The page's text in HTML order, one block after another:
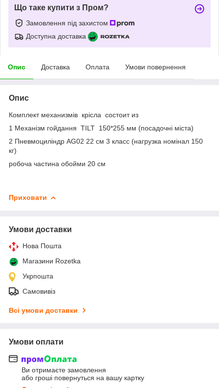
Що таке купити з Пром?
Замовлення під захистом
Доступна доставка
Опис Доставка Оплата Умови повернення
Опис
Комплект механизмів крісла состоит из
1 Механізм гойдання TILT 150*255 мм (посадочні міста)
2 Пневмоциліндр AG02 22 см 3 класс (нагрузка номінал 150
кг)
робоча частина обойми 20 см
Приховати
Умови доставки
Нова Пошта
Магазини Rozetka
Укрпошта
Самовивіз
Всі умови доставки
Умови оплати
Ви отримаєте замовлення
або гроші повернуться на вашу картку